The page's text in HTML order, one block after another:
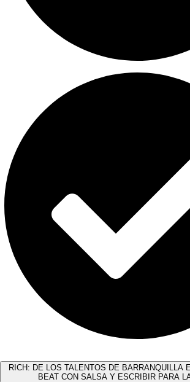
RICH: DE LOS TALENTOS DE BARRANQUILLA
BEAT CON SALSA Y ESCRIBIR PARA